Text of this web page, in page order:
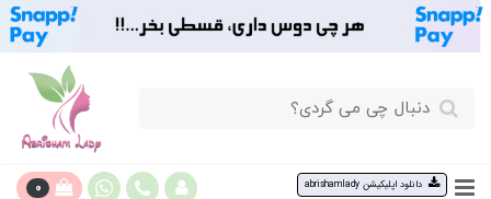
دانلود اپلیکیشن abrishamlady 0